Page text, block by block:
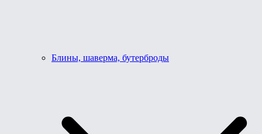
Блины, шаверма, бутерброды